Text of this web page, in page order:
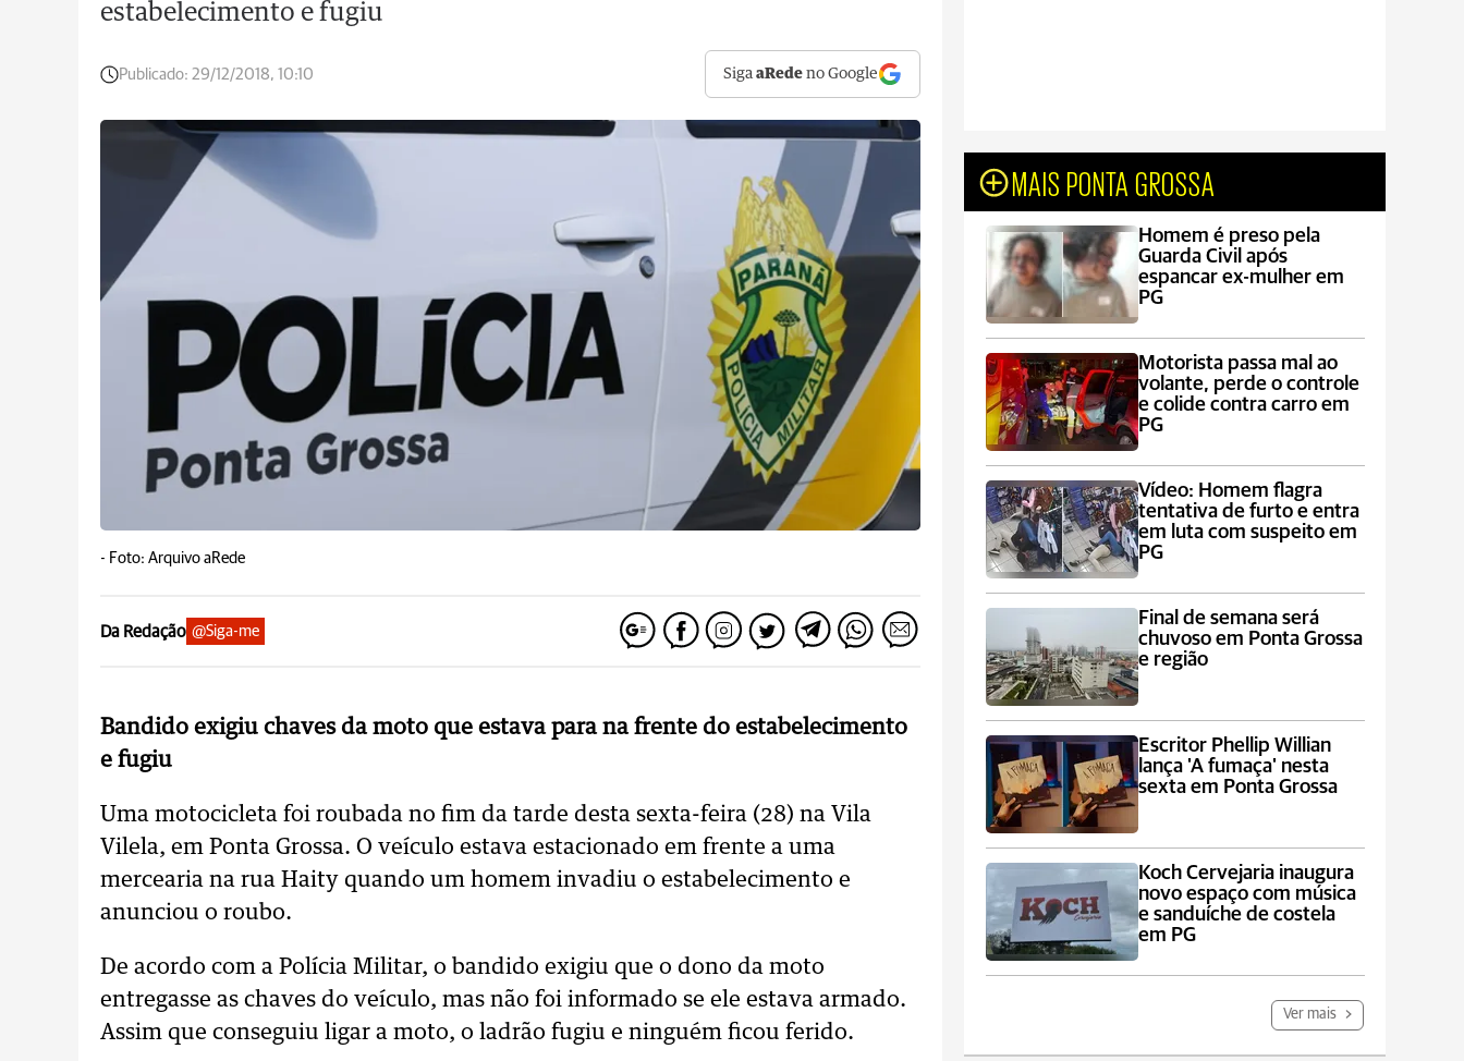
estabelecimento e fugiu
Publicado: 29/12/2018, 10:10 SigaaRede no Google
- Foto: Arquivo aRede
Da Redação @Siga-me
Bandido exigiu chaves da moto que estava para na frente do estabelecimento
e fugiu
Uma motocicleta foi roubada no fim da tarde desta sexta-feira (28) na Vila
Vilela, em Ponta Grossa. O veículo estava estacionado em frente a uma
mercearia na rua Haity quando um homem invadiu o estabelecimento e
anunciou o roubo.
De acordo com a Polícia Militar, o bandido exigiu que o dono da moto
entregasse as chaves do veículo, mas não foi informado se ele estava armado.
Assim que conseguiu ligar a moto, o ladrão fugiu e ninguém ficou ferido.
MAIS PONTA GROSSA
Homem é preso pela
Guarda Civil após
espancar ex-mulher em
PG
Motorista passa mal ao
volante, perde o controle
e colide contra carro em
PG
Vídeo: Homem flagra
tentativa de furto e entra
em luta com suspeito em
PG
Final de semana será
chuvoso em Ponta Grossa
e região
Escritor Phellip Willian
lança 'A fumaça' nesta
sexta em Ponta Grossa
Koch Cervejaria inaugura
novo espaço com música
e sanduíche de costela
em PG
Ver mais